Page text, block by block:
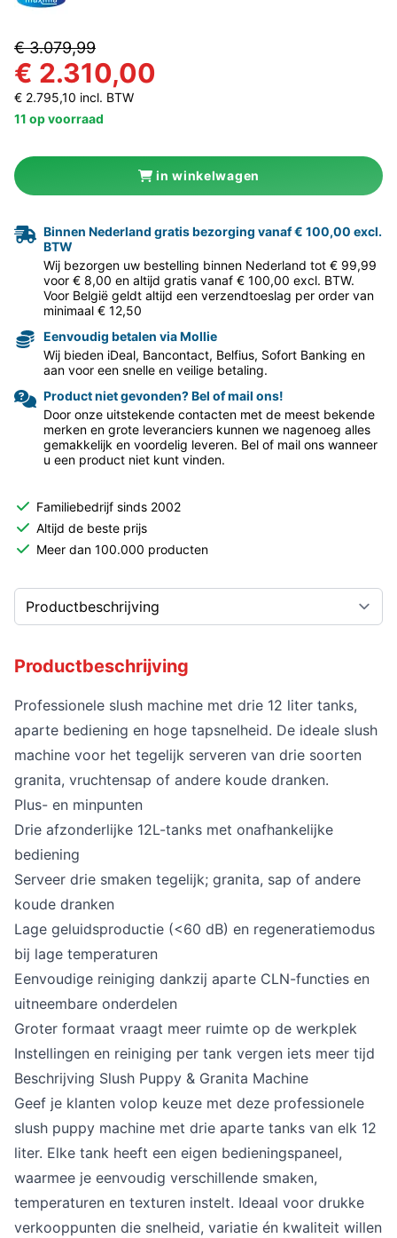
€ 3.079,99
€ 2.310,00
€ 2.795,10 incl. BTW
11 op voorraad
in winkelwagen
Binnen Nederland gratis bezorging vanaf € 100,00 excl.
BTW
Wij bezorgen uw bestelling binnen Nederland tot € 99,99
voor € 8,00 en altijd gratis vanaf € 100,00 excl. BTW.
Voor België geldt altijd een verzendtoeslag per order van
minimaal € 12,50
Eenvoudig betalen via Mollie
Wij bieden iDeal, Bancontact, Belfius, Sofort Banking en
aan voor een snelle en veilige betaling.
Product niet gevonden? Bel of mail ons!
Door onze uitstekende contacten met de meest bekende
merken en grote leveranciers kunnen we nagenoeg alles
gemakkelijk en voordelig leveren. Bel of mail ons wanneer
u een product niet kunt vinden.
Familiebedrijf sinds 2002
Altijd de beste prijs
Meer dan 100.000 producten
Productbeschrijving
Professionele slush machine met drie 12 liter tanks,
aparte bediening en hoge tapsnelheid. De ideale slush
machine voor het tegelijk serveren van drie soorten
granita, vruchtensap of andere koude dranken.
Plus- en minpunten
Drie afzonderlijke 12L-tanks met onafhankelijke
bediening
Serveer drie smaken tegelijk; granita, sap of andere
koude dranken
Lage geluidsproductie (<60 dB) en regeneratiemodus
bij lage temperaturen
Eenvoudige reiniging dankzij aparte CLN-functies en
uitneembare onderdelen
Groter formaat vraagt meer ruimte op de werkplek
Instellingen en reiniging per tank vergen iets meer tijd
Beschrijving Slush Puppy & Granita Machine
Geef je klanten volop keuze met deze professionele
slush puppy machine met drie aparte tanks van elk 12
liter. Elke tank heeft een eigen bedieningspaneel,
waarmee je eenvoudig verschillende smaken,
temperaturen en texturen instelt. Ideaal voor drukke
verkooppunten die snelheid, variatie én kwaliteit willen